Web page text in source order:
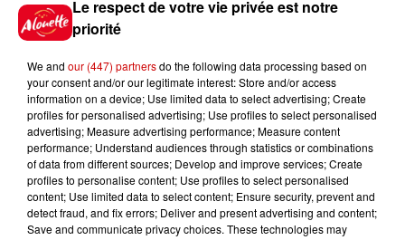
Duralex : trois repreneurs
Jeux Voir plus
Gagnez vos places pour le
Festival du Roi Arthur 2026 !
Le respect de votre vie privée est notre
priorité
We and our (447) partnersdo the following data processing based on
your consent and/or our legitimate interest: Store and/or access
information on a device; Use limited data to select advertising; Create
profiles for personalised advertising; Use profiles to select personalised
advertising; Measure advertising performance; Measure content
performance; Understand audiences through statistics or combinations
of data from different sources; Develop and improve services; Create
profiles to personalise content; Use profiles to select personalised
content; Use limited data to select content; Ensure security, prevent and
detect fraud, and fix errors; Deliver and present advertising and content;
Save and communicate privacy choices. These technologies may